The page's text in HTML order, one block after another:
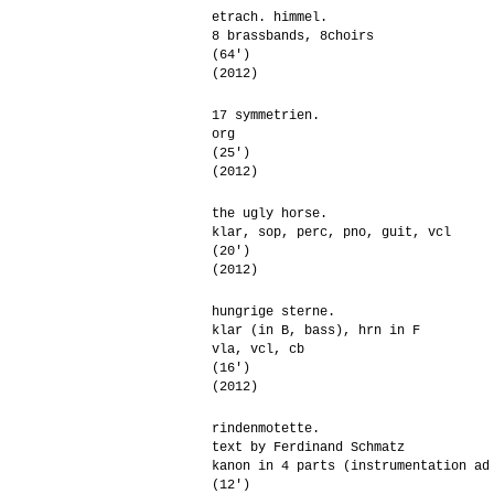
etrach. himmel.
8 brassbands, 8choirs
(64′)
(2012)
17 symmetrien.
org
(25′)
(2012)
the ugly horse.
klar, sop, perc, pno, guit, vcl
(20′)
(2012)
hungrige sterne.
klar (in B, bass), hrn in F
vla, vcl, cb
(16′)
(2012)
rindenmotette.
text by Ferdinand Schmatz
kanon in 4 parts (instrumentation
(12′)